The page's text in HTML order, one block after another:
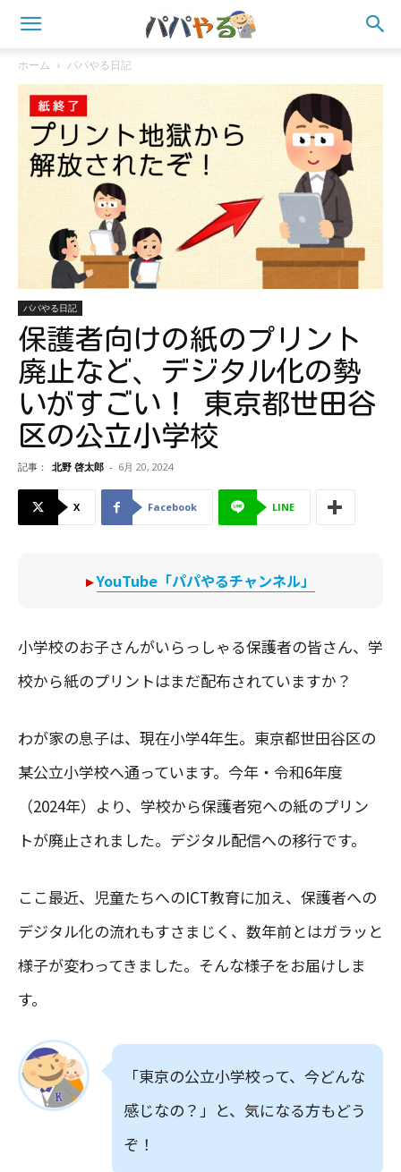
ホーム パパやる日記
パパやる日記
保護者向けの紙のプリント
廃止など、デジタル化の勢
いがすごい！ 東京都世田谷
区の公立小学校
記事： 北野 啓太郎 - 6月 20, 2024
X Facebook LINE
▸YouTube「パパやるチャンネル」
小学校のお子さんがいらっしゃる保護者の皆さん、学
校から紙のプリントはまだ配布されていますか？
わが家の息子は、現在小学4年生。東京都世田谷区の
某公立小学校へ通っています。今年・令和6年度
（2024年）より、学校から保護者宛への紙のプリン
トが廃止されました。デジタル配信への移行です。
ここ最近、児童たちへのICT教育に加え、保護者への
デジタル化の流れもすさまじく、数年前とはガラッと
様子が変わってきました。そんな様子をお届けしま
す。
「東京の公立小学校って、今どんな
感じなの？」と、気になる方もどう
ぞ！